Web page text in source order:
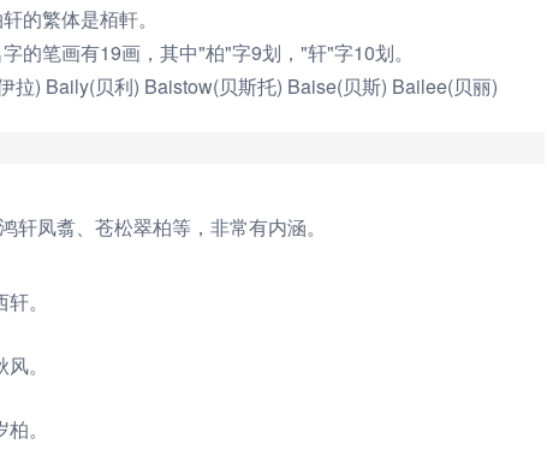
的繁体是栢軒。
的笔画有19画，其中"柏"字9划，"轩"字10划。
拉) Baily(贝利) Baistow(贝斯托) Baise(贝斯) Bailee(贝丽)
轩凤翥、苍松翠柏等，非常有内涵。
轩。
。
柏。